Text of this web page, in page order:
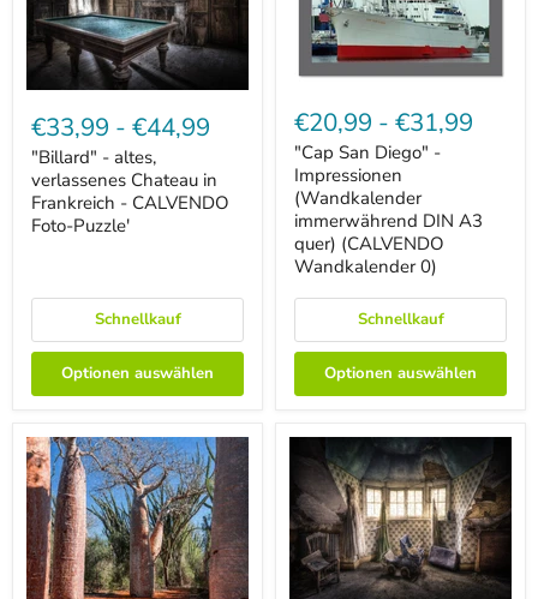
altes,
verlassenes
Chateau
in
Frankreich
€33,99 - €44,99
"Billard" - altes,
verlassenes Chateau in
Frankreich - CALVENDO
Foto-Puzzle'
Schnellkauf
Optionen auswählen
San
Diego"
Impressionen
(Wandkalender
immerwährend
DIN
A3
quer)
Wandkalender
€20,99 - €31,99
"Cap San Diego" -
Impressionen
(Wandkalender
immerwährend DIN A3
quer) (CALVENDO
Wandkalender 0)
Schnellkauf
Optionen auswählen